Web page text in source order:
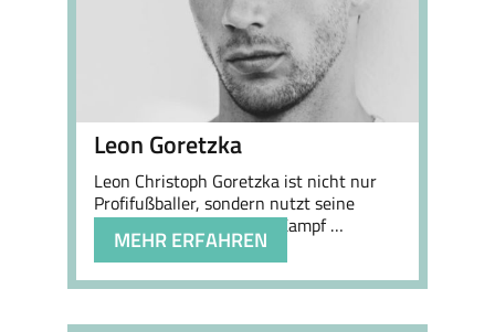
Leon Goretzka
Leon Christoph Goretzka ist nicht nur
Profifußballer, sondern nutzt seine
Prominenz auch für den Kampf …
MEHR ERFAHREN